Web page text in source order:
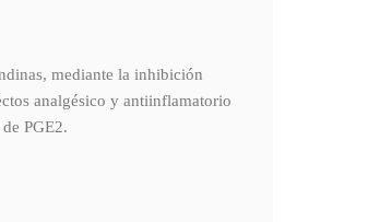
mediante la inhibición
analgésico y antiinflamatorio
PGE2.